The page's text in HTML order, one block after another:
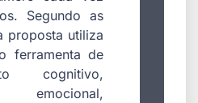
Segundo as
proposta utiliza
ferramenta de
cognitivo,